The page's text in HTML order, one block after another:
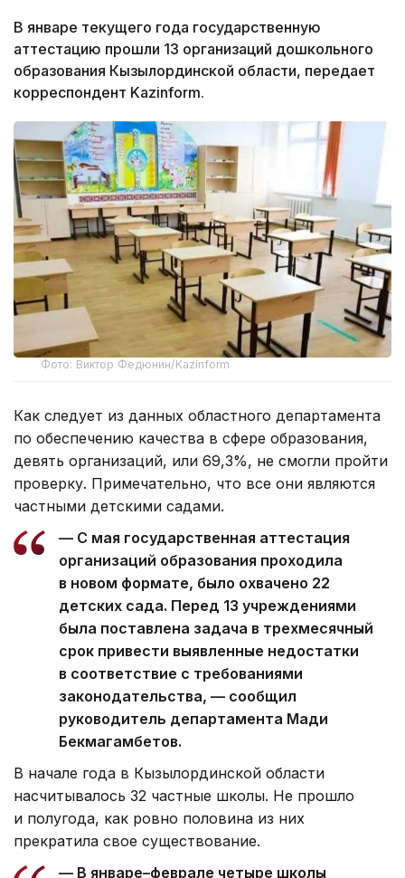
В январе текущего года государственную
аттестацию прошли 13 организаций дошкольного
образования Кызылординской области, передает
корреспондент Kazinform.
Фото: Виктор Федюнин/Kazinform
Как следует из данных областного департамента
по обеспечению качества в сфере образования,
девять организаций, или 69,3%, не смогли пройти
проверку. Примечательно, что все они являются
частными детскими садами.
— С мая государственная аттестация
организаций образования проходила
в новом формате, было охвачено 22
детских сада. Перед 13 учреждениями
была поставлена задача в трехмесячный
срок привести выявленные недостатки
в соответствие с требованиями
законодательства, — сообщил
руководитель департамента Мади
Бекмагамбетов.
В начале года в Кызылординской области
насчитывалось 32 частные школы. Не прошло
и полугода, как ровно половина из них
прекратила свое существование.
— В январе–феврале четыре школы